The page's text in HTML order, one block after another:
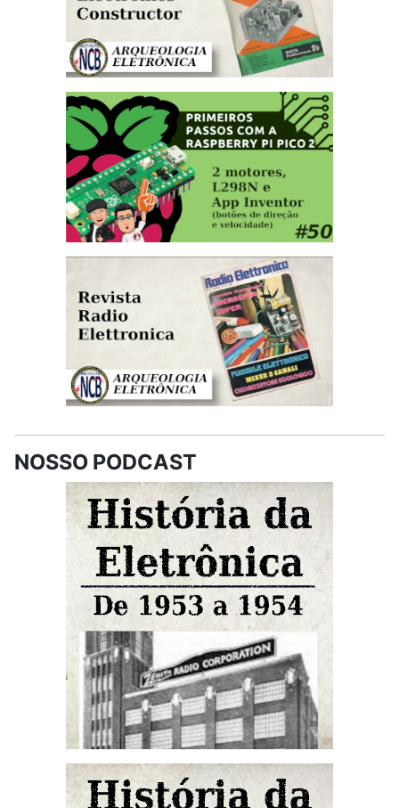
NOSSO PODCAST